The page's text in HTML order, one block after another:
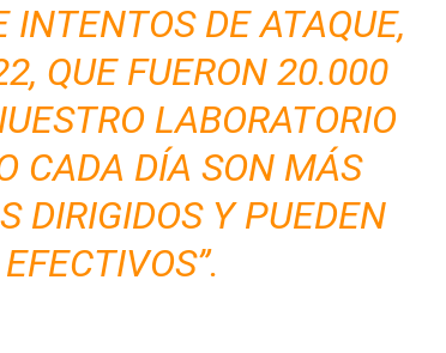
DE ATAQUE,
QUE FUERON 20.000
LABORATORIO
CADA DÍA SON MÁS
DIRIGIDOS Y PUEDEN